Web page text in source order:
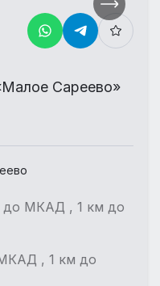
Сареево»
до МКАД , 1 км до
, 1 км до